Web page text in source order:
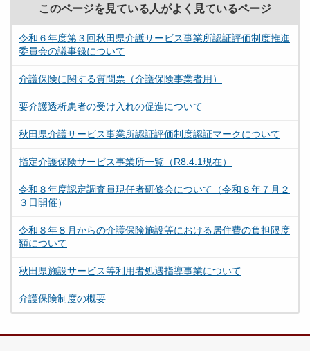
このページを見ている人がよく見ているページ
令和６年度第３回秋田県介護サービス事業所認証評価制度推進
委員会の議事録について
介護保険に関する質問票（介護保険事業者用）
要介護透析患者の受け入れの促進について
秋田県介護サービス事業所認証評価制度認証マークについて
指定介護保険サービス事業所一覧（R8.4.1現在）
令和８年度認定調査員現任者研修会について（令和８年７月２
３日開催）
令和８年８月からの介護保険施設等における居住費の負担限度
額について
秋田県施設サービス等利用者処遇指導事業について
介護保険制度の概要